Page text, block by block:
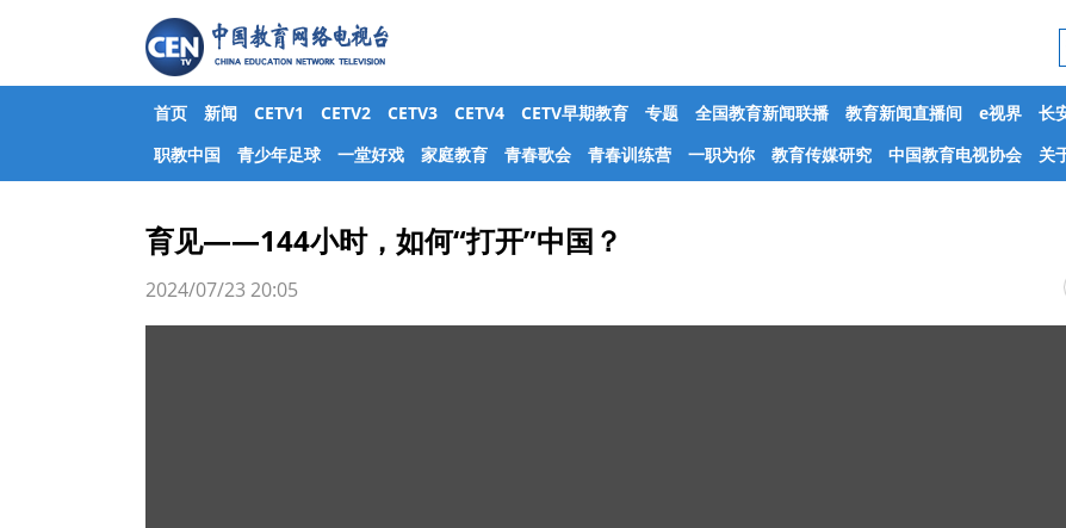
首页 新闻 CETV1 CETV2 CETV3 CETV4 CETV早期教育 专题 全国教育新闻联播 教育新闻直播间 e视界 长
职教中国
青少年足球 一堂好戏 家庭教育 青春歌会 青春训练营 一职为你 教育传媒研究 中国教育电视协会 关
育见——144小时，如何“打开”中国？
2024/07/23 20:05